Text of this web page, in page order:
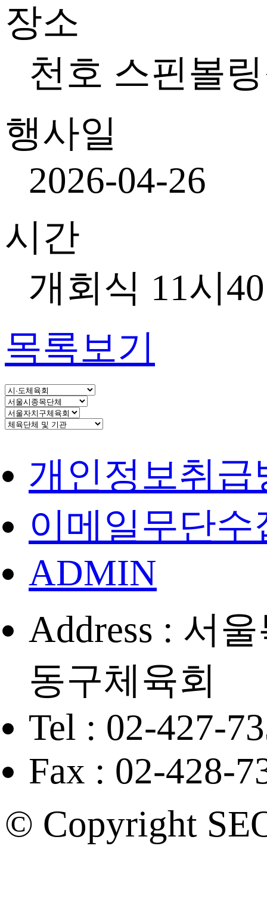
장소
천호 스핀볼
행사일
2026-04-26
시간
개회식 11시
목록보기
개인정보취급
이메일무단수
ADMIN
Address : 서
동구체육회
Tel : 02-427-
Fax : 02-428-
© Copyright